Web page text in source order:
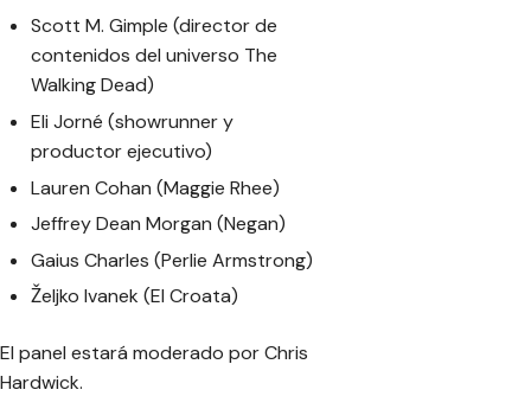
Scott M. Gimple (director de
contenidos del universo The
Walking Dead)
Eli Jorné (showrunner y
productor ejecutivo)
Lauren Cohan (Maggie Rhee)
Jeffrey Dean Morgan (Negan)
Gaius Charles (Perlie Armstrong)
Željko Ivanek (El Croata)
El panel estará moderado por Chris
Hardwick.